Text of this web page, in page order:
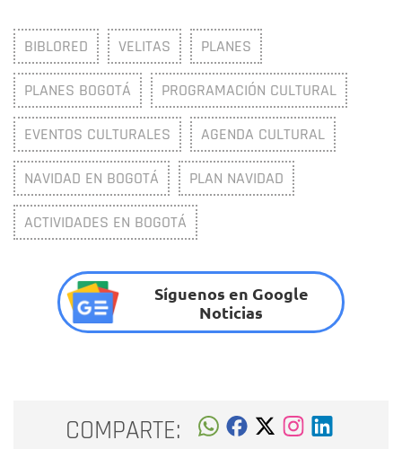
BIBLORED VELITAS PLANES
PLANES BOGOTÁ PROGRAMACIÓN CULTURAL
EVENTOS CULTURALES AGENDA CULTURAL
NAVIDAD EN BOGOTÁ PLAN NAVIDAD
ACTIVIDADES EN BOGOTÁ
Síguenos en Google
Noticias
COMPARTE: